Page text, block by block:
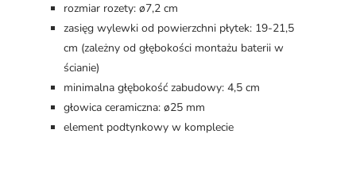
rozmiar rozety: ø7,2 cm
zasięg wylewki od powierzchni płytek: 19-21,5
cm (zależny od głębokości montażu baterii w
ścianie)
minimalna głębokość zabudowy: 4,5 cm
głowica ceramiczna: ø25 mm
element podtynkowy w komplecie